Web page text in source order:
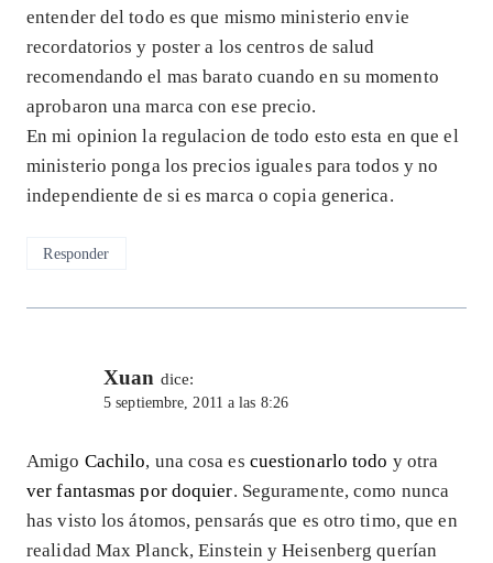
entender del todo es que mismo ministerio envie
recordatorios y poster a los centros de salud
recomendando el mas barato cuando en su momento
aprobaron una marca con ese precio.
En mi opinion la regulacion de todo esto esta en que el
ministerio ponga los precios iguales para todos y no
independiente de si es marca o copia generica.
Responder
Xuan dice:
5 septiembre, 2011 a las 8:26
Amigo Cachilo, una cosa es cuestionarlo todo y otra
ver fantasmas por doquier. Seguramente, como nunca
has visto los átomos, pensarás que es otro timo, que en
realidad Max Planck, Einstein y Heisenberg querían